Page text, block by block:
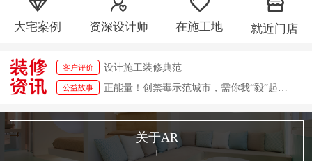
大宅案例 资深设计师 在施工地 就近门店
客户评价 精工细作，无微不至
客户评价 设计施工装修典范
公益故事 正能量！创禁毒示范城市，需你我“毅”起参与！
公益故事 正能量！创禁毒示范城市，需你我“毅”起参与！
关于AR
+